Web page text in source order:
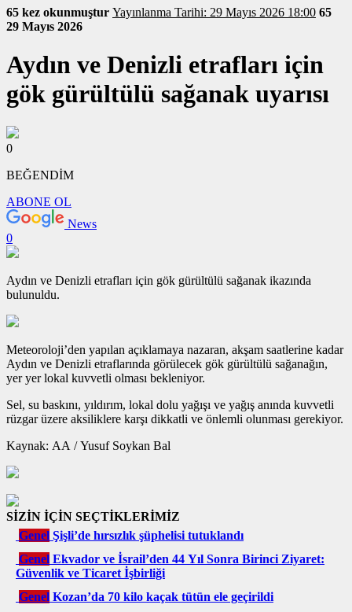
65 kez okunmuştur Yayınlanma Tarihi: 29 Mayıs 2026 18:00 65
29 Mayıs 2026
Aydın ve Denizli etrafları için
gök gürültülü sağanak uyarısı
0
BEĞENDİM
ABONE OL
News
0
Aydın ve Denizli etrafları için gök gürültülü sağanak ikazında
bulunuldu.
Meteoroloji’den yapılan açıklamaya nazaran, akşam saatlerine kadar
Aydın ve Denizli etraflarında görülecek gök gürültülü sağanağın,
yer yer lokal kuvvetli olması bekleniyor.
Sel, su baskını, yıldırım, lokal dolu yağışı ve yağış anında kuvvetli
rüzgar üzere aksiliklere karşı dikkatli ve önlemli olunması gerekiyor.
Kaynak: AA / Yusuf Soykan Bal
SİZİN İÇİN SEÇTİKLERİMİZ
Genel Şişli’de hırsızlık şüphelisi tutuklandı
Genel Ekvador ve İsrail’den 44 Yıl Sonra Birinci Ziyaret:
Güvenlik ve Ticaret İşbirliği
Genel Kozan’da 70 kilo kaçak tütün ele geçirildi